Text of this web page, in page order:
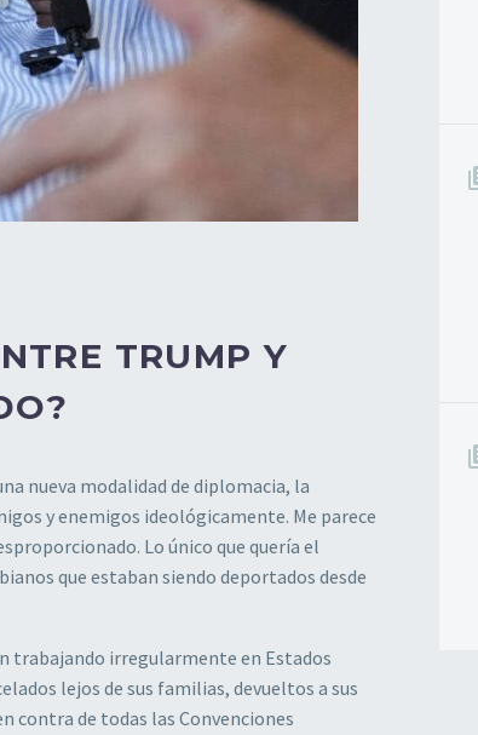
TRUMP Y
nueva modalidad de diplomacia, la
y enemigos ideológicamente. Me parece
Lo único que quería el
que estaban siendo deportados desde
trabajando irregularmente en Estados
lejos de sus familias, devueltos a sus
contra de todas las Convenciones